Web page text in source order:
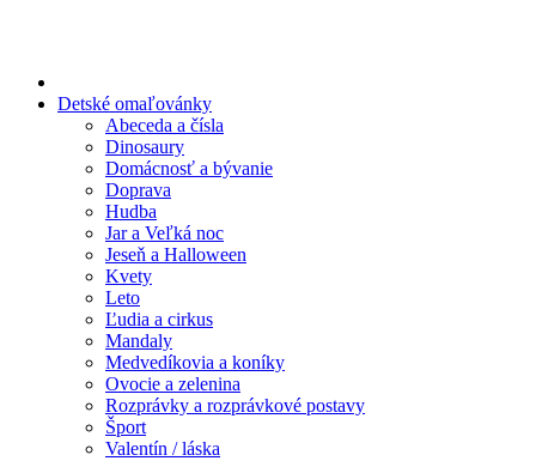
Detské omaľovánky
Abeceda a čísla
Dinosaury
Domácnosť a bývanie
Doprava
Hudba
Jar a Veľká noc
Jeseň a Halloween
Kvety
Leto
Ľudia a cirkus
Mandaly
Medvedíkovia a koníky
Ovocie a zelenina
Rozprávky a rozprávkové postavy
Šport
Valentín / láska